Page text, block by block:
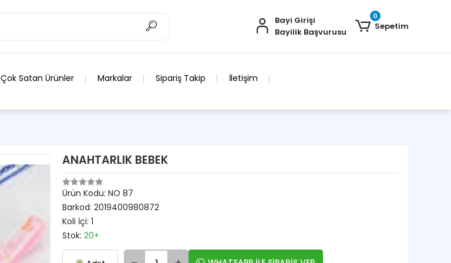
Bayi Girişi
Bayilik Başvurusu
0
Sepetim
Çok Satan Ürünler Markalar Sipariş Takip İletişim
ANAHTARLIK BEBEK
Ürün Kodu: NO 87
Barkod: 2019400980872
Koli İçi: 1
Stok: 20+